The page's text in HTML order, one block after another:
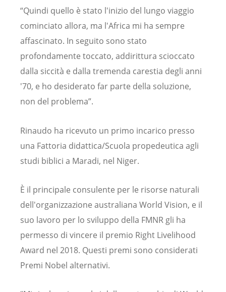
“Quindi quello è stato l'inizio del lungo viaggio
cominciato allora, ma l'Africa mi ha sempre
affascinato. In seguito sono stato
profondamente toccato, addirittura scioccato
dalla siccità e dalla tremenda carestia degli anni
'70, e ho desiderato far parte della soluzione,
non del problema”.
Rinaudo ha ricevuto un primo incarico presso
una Fattoria didattica/Scuola propedeutica agli
studi biblici a Maradi, nel Niger.
È il principale consulente per le risorse naturali
dell'organizzazione australiana World Vision, e il
suo lavoro per lo sviluppo della FMNR gli ha
permesso di vincere il premio Right Livelihood
Award nel 2018. Questi premi sono considerati
Premi Nobel alternativi.